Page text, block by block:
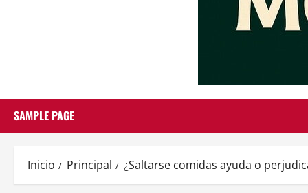
SAMPLE PAGE
Inicio Principal ¿Saltarse comidas ayuda o